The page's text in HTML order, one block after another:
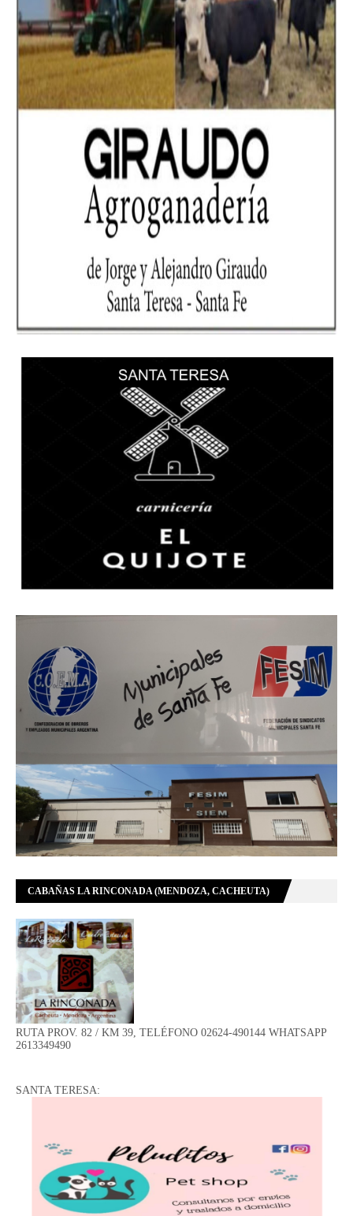
CABAÑAS LA RINCONADA (MENDOZA, CACHEUTA)
RUTA PROV. 82 / KM 39, TELÉFONO 02624-490144 WHATSAPP
2613349490
SANTA TERESA: